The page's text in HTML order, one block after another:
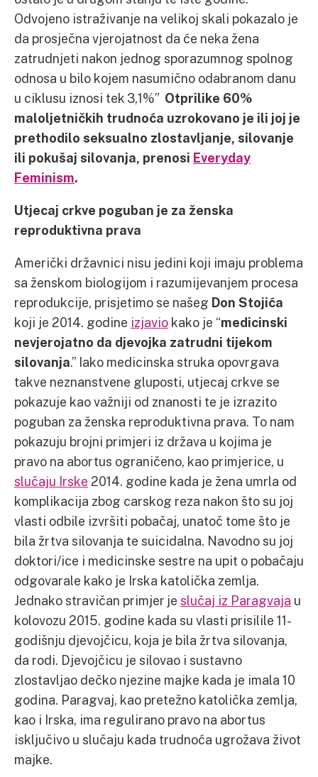
Odvojeno istraživanje na velikoj skali pokazalo je
da prosječna vjerojatnost da će neka žena
zatrudnjeti nakon jednog sporazumnog spolnog
odnosa u bilo kojem nasumično odabranom danu
u ciklusu iznosi tek 3,1%” Otprilike 60%
maloljetničkih trudnoća uzrokovano je ili joj je
prethodilo seksualno zlostavljanje, silovanje
ili pokušaj silovanja, prenosi Everyday
Feminism.
Utjecaj crkve poguban je za ženska
reproduktivna prava
Američki državnici nisu jedini koji imaju problema
sa ženskom biologijom i razumijevanjem procesa
reprodukcije, prisjetimo se našeg Don Stojića
koji je 2014. godine izjavio kako je “medicinski
nevjerojatno da djevojka zatrudni tijekom
silovanja.” Iako medicinska struka opovrgava
takve neznanstvene gluposti, utjecaj crkve se
pokazuje kao važniji od znanosti te je izrazito
poguban za ženska reproduktivna prava. To nam
pokazuju brojni primjeri iz država u kojima je
pravo na abortus ograničeno, kao primjerice, u
slučaju Irske 2014. godine kada je žena umrla od
komplikacija zbog carskog reza nakon što su joj
vlasti odbile izvršiti pobačaj, unatoč tome što je
bila žrtva silovanja te suicidalna. Navodno su joj
doktori/ice i medicinske sestre na upit o pobačaju
odgovarale kako je Irska katolička zemlja.
Jednako stravičan primjer je slučaj iz Paragvaja u
kolovozu 2015. godine kada su vlasti prisilile 11-
godišnju djevojčicu, koja je bila žrtva silovanja,
da rodi. Djevojčicu je silovao i sustavno
zlostavljao dečko njezine majke kada je imala 10
godina. Paragvaj, kao pretežno katolička zemlja,
kao i Irska, ima regulirano pravo na abortus
isključivo u slučaju kada trudnoća ugrožava život
majke.